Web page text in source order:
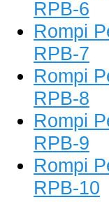
RPB-6
Rompi
RPB-7
Rompi
RPB-8
Rompi
RPB-9
Rompi
RPB-10